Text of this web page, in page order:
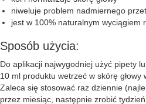
niweluje problem nadmiernego
jest w 100% naturalnym wyciągiem
Sposób użycia:
Do aplikacji najwygodniej użyć pipety
10 ml produktu wetrzeć w skórę głowy
Zaleca się stosować raz dziennie
przez miesiąc, następnie zrobić tydzień